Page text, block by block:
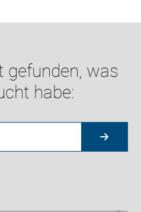
gefunden, was
habe: